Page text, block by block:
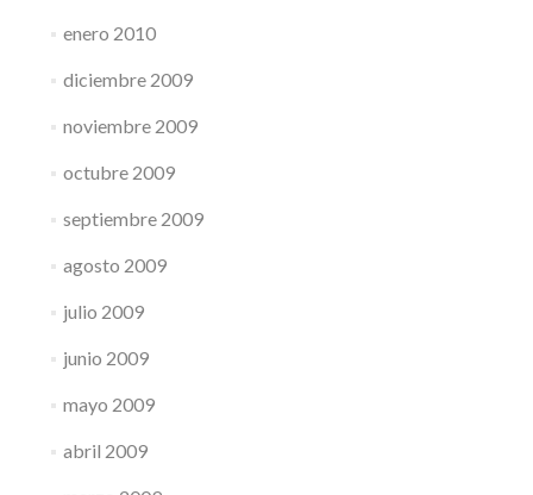
enero 2010
diciembre 2009
noviembre 2009
octubre 2009
septiembre 2009
agosto 2009
julio 2009
junio 2009
mayo 2009
abril 2009